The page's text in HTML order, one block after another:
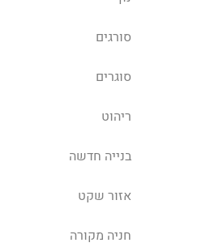
סורגים
סוגרים
ריהוט
בנייה חדשה
אזור שקט
חניה מקורה